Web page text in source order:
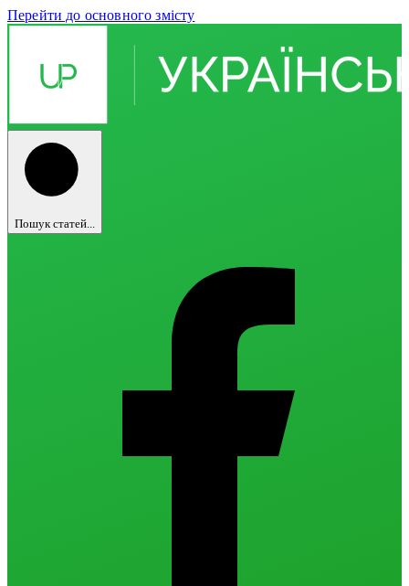
Перейти до основного змісту
Пошук статей...